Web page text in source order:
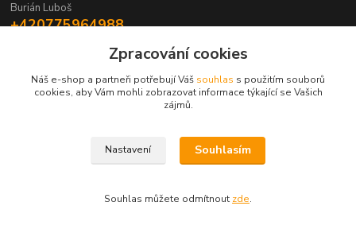
Burián Luboš
+420775964988
Eshop-rychle.cz
Zpracování cookies
Náš e-shop a partneři potřebují Váš souhlas s použitím souborů
cookies, aby Vám mohli zobrazovat informace týkající se Vašich
zájmů.
Nastavení Souhlasím
Souhlas můžete odmítnout zde.